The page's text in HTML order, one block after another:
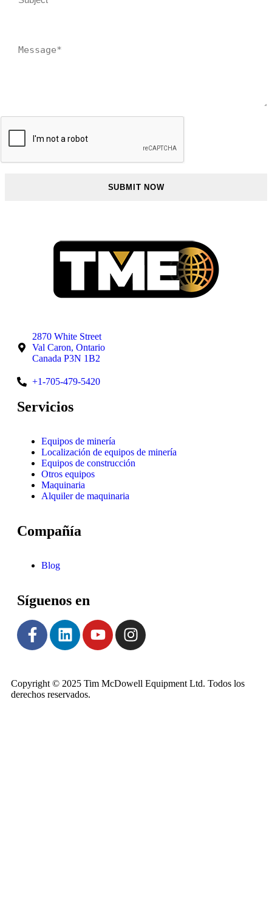
2870 White Street
Val Caron, Ontario
Canada P3N 1B2
+1-705-479-5420
Servicios
Equipos de minería
Localización de equipos de minería
Equipos de construcción
Otros equipos
Maquinaria
Alquiler de maquinaria
Compañía
Blog
Síguenos en
Copyright © 2025 Tim McDowell Equipment Ltd. Todos los
derechos reservados.